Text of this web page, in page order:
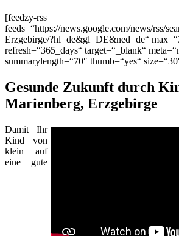
[feedzy-rss
feeds=“https://news.google.com/news/rss/
Erzgebirge/?hl=de&gl=DE&ned=de“
refresh=“365_days“ target=“_blank“
summarylength=“70″ thumb=“yes“
Gesunde Zukunft durch
Marienberg, Erzgebirge
Damit Ihr
Kind von
klein auf
eine gute